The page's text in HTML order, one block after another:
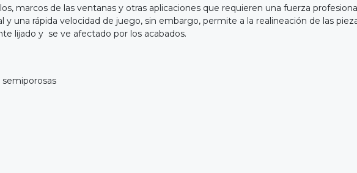
marcos de las ventanas y otras aplicaciones que requieren una fuerza
y una rápida velocidad de juego, sin embargo, permite a la realineación de las
lijado y se ve afectado por los acabados.
semiporosas